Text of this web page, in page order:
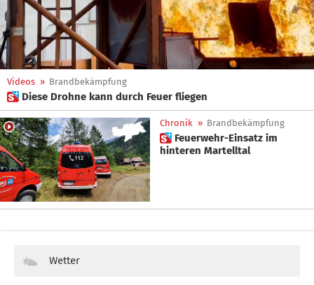
Videos » Brandbekämpfung
 Diese Drohne kann durch Feuer fliegen
Chronik » Brandbekämpfung
 Feuerwehr-Einsatz im
hinteren Martelltal
Wetter